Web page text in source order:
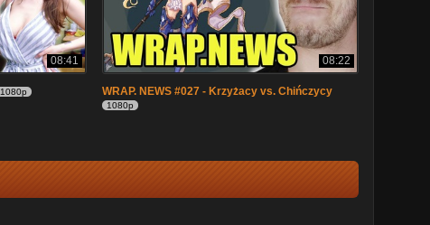
08:41
1080p
08:22
WRAP. NEWS #027 - Krzyżacy vs. Chińczycy
1080p